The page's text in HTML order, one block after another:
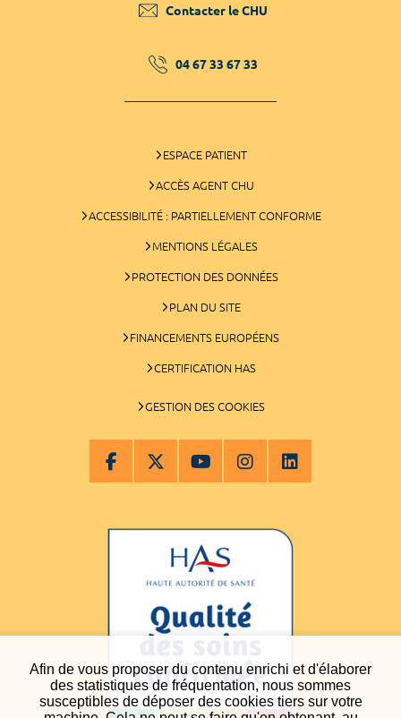
Afin de vous proposer du contenu enrichi et d'élaborer
des statistiques de fréquentation, nous sommes
susceptibles de déposer des cookies tiers sur votre
Contacter le CHU
04 67 33 67 33
ESPACE PATIENT
ACCÈS AGENT CHU
ACCESSIBILITÉ : PARTIELLEMENT CONFORME
MENTIONS LÉGALES
PROTECTION DES DONNÉES
PLAN DU SITE
FINANCEMENTS EUROPÉENS
CERTIFICATION HAS
GESTION DES COOKIES